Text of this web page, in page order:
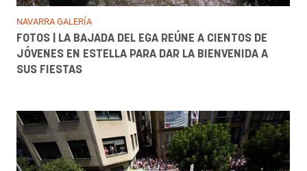
NAVARRA GALERÍA
FOTOS | LA BAJADA DEL EGA REÚNE A CIENTOS DE
JÓVENES EN ESTELLA PARA DAR LA BIENVENIDA A
SUS FIESTAS